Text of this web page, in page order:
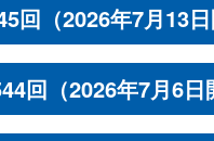
回（2026年7月13日
回（2026年7月6日